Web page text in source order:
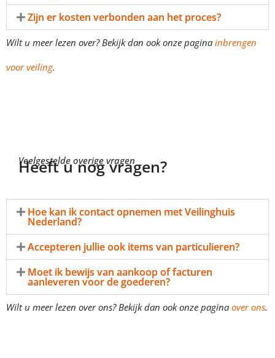
Zijn er kosten verbonden aan het proces?
Wilt u meer lezen over? Bekijk dan ook onze pagina inbrengen
voor veiling.
Veelgestelde overige vragen
Heeft u nog vragen?
Hoe kan ik contact opnemen met Veilinghuis
Nederland?
Accepteren jullie ook items van particulieren?
Moet ik bewijs van aankoop of facturen
aanleveren voor de goederen?
Wilt u meer lezen over ons? Bekijk dan ook onze pagina over ons.